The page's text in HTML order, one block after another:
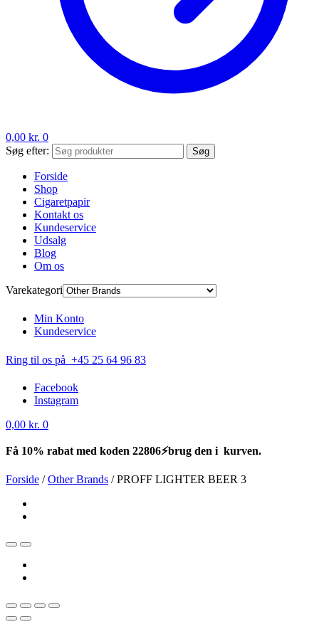
0,00 kr. 0
Søg efter:
Søg
Forside
Shop
Cigaretpapir
Kontakt os
Kundeservice
Udsalg
Blog
Om os
Varekategori
Min Konto
Kundeservice
Ring til os på +45 25 64 96 83
Facebook
Instagram
0,00 kr. 0
Få 10% rabat med koden 22806⚡brug den i kurven.
Forside /Other Brands /PROFF LIGHTER BEER 3